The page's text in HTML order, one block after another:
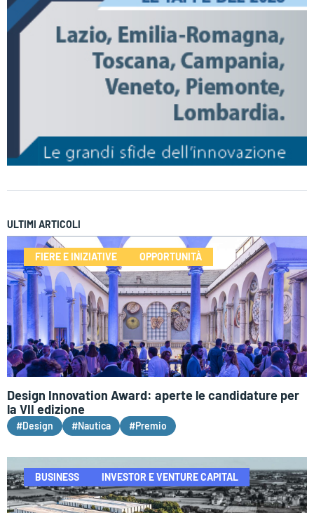
ULTIMI ARTICOLI
FIERE E INIZIATIVE OPPORTUNITÀ
Design Innovation Award: aperte le candidature per
la VII edizione
#Design #Nautica #Premio
BUSINESS INVESTOR E VENTURE CAPITAL